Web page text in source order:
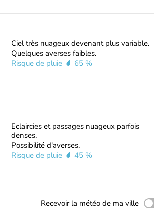
Ciel très nuageux devenant plus variable.
Quelques averses faibles.
Risque de pluie
65 %
Eclaircies et passages nuageux parfois
denses.
Possibilité d'averses.
Risque de pluie
45 %
Recevoir la météo de ma ville